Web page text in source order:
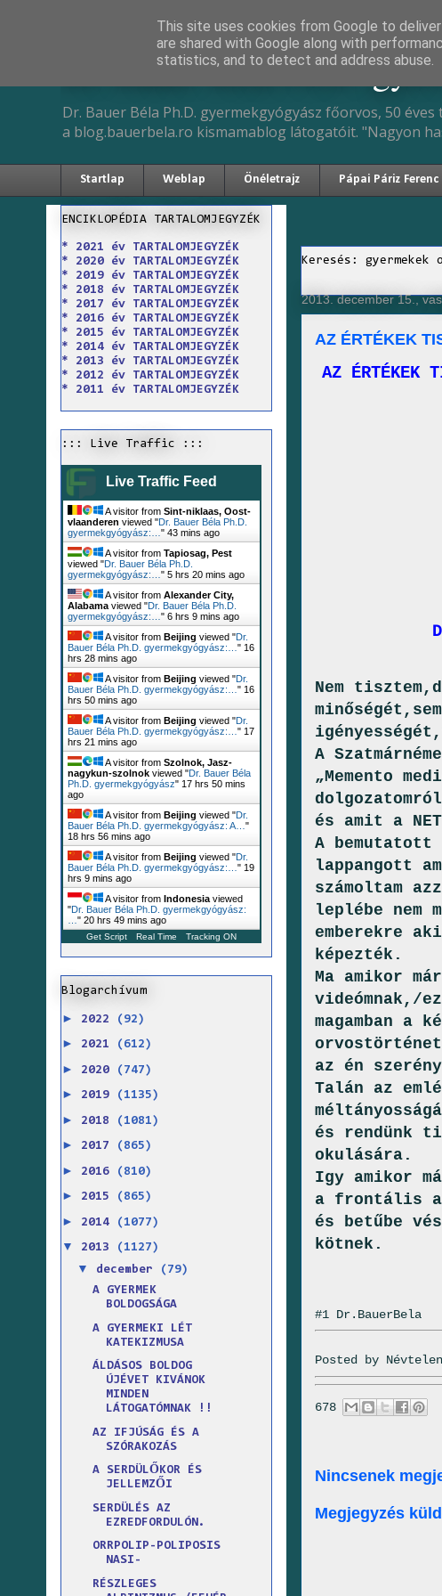
Dr. Bauer Béla Ph.D.
Dr. Bauer Béla Ph.D. gyermekgyógyász főorvos, 50
a blog.bauerbela.ro kismamablog látogatóit. "Nagyon
Startlap Weblap Önéletrajz Pápai Páriz Ferenc
Keresés:
2013. december 15.,
AZ ÉRTÉKEK
AZ ÉRTÉKEK
DR.LÜKŐ
Nem
A
„Memento
és amit a
A bemutatott
lappangott
számoltam
leplébe nem
emberekre
képezték.
Ma amikor
videómnak,/
magamban
az én
Talán az
és rendünk
okulására.
Igy amikor
a frontális
és betűbe
kötnek.
#1 Dr.BauerBela
Posted by Névtelen
678
Nincsenek
Megjegyzés
ENCIKLOPÉDIA TARTALOMJEGYZÉK
* 2021 év TARTALOMJEGYZÉK
* 2020 év TARTALOMJEGYZÉK
* 2019 év TARTALOMJEGYZÉK
* 2018 év TARTALOMJEGYZÉK
* 2017 év TARTALOMJEGYZÉK
* 2016 év TARTALOMJEGYZÉK
* 2015 év TARTALOMJEGYZÉK
* 2014 év TARTALOMJEGYZÉK
* 2013 év TARTALOMJEGYZÉK
* 2012 év TARTALOMJEGYZÉK
* 2011 év TARTALOMJEGYZÉK
::: Live Traffic :::
Live Traffic Feed
A visitor from Sint-niklaas, Oost-
vlaanderen viewed "Dr. Bauer Béla Ph.D.
gyermekgyógyász:… " 43 mins ago
A visitor from Tapiosag, Pest
viewed "Dr. Bauer Béla Ph.D.
gyermekgyógyász:… " 5 hrs 20 mins ago
A visitor from Alexander City,
Alabama viewed "Dr. Bauer Béla Ph.D.
gyermekgyógyász:… " 6 hrs 9 mins ago
A visitor from Beijing viewed "Dr.
Bauer Béla Ph.D. gyermekgyógyász:… " 16
hrs 28 mins ago
A visitor from Beijing viewed "Dr.
Bauer Béla Ph.D. gyermekgyógyász:… " 16
hrs 50 mins ago
A visitor from Beijing viewed "Dr.
Bauer Béla Ph.D. gyermekgyógyász:… " 17
hrs 21 mins ago
A visitor from Szolnok, Jasz-
nagykun-szolnok viewed "Dr. Bauer Béla
Ph.D. gyermekgyógyász" 17 hrs 50 mins
ago
A visitor from Beijing viewed "Dr.
Bauer Béla Ph.D. gyermekgyógyász: A… "
18 hrs 56 mins ago
A visitor from Beijing viewed "Dr.
Bauer Béla Ph.D. gyermekgyógyász:… " 19
hrs 9 mins ago
A visitor from Indonesia viewed
"Dr. Bauer Béla Ph.D. gyermekgyógyász:
" 20 hrs 49 mins ago
Get Script Real Time Tracking ON
Blogarchívum
► 2022 (92)
► 2021 (612)
► 2020 (747)
► 2019 (1135)
► 2018 (1081)
► 2017 (865)
► 2016 (810)
► 2015 (865)
► 2014 (1077)
▼ 2013 (1127)
▼ december
(79)
A GYERMEK
BOLDOGSÁGA
A GYERMEKI LÉT
KATEKIZMUSA
ÁLDÁSOS BOLDOG
ÚJÉVET KIVÁNOK
MINDEN
LÁTOGATÓMNAK !!
AZ IFJÚSÁG ÉS A
SZÓRAKOZÁS
A SERDÜLŐKOR ÉS
JELLEMZŐI
SERDÜLÉS AZ
EZREDFORDULÓN.
ORRPOLIP-POLIPOSIS
NASI-
RÉSZLEGES
This site uses cookies from Google to
are shared with Google along with
statistics, and to detect and address abuse.